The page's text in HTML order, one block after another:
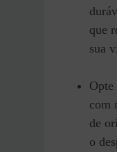
que
sua
Opte
com
de
o